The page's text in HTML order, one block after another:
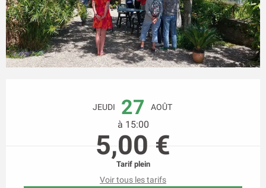
JEUDI 27 AOÛT
à 15:00
5,00 €
Tarif plein
Voir tous les tarifs